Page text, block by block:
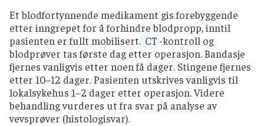
Et blodfortynnende medikament gis forebyggende
etter inngrepet for å forhindre blodpropp, inntil
pasienten er fullt mobilisert. CT -kontroll og
blodprøver tas første dag etter operasjon. Bandasje
fjernes vanligvis etter noen få dager. Stingene fjernes
etter 10–12 dager. Pasienten utskrives vanligvis til
lokalsykehus 1–2 dager etter operasjon. Videre
behandling vurderes ut fra svar på analyse av
vevsprøver (histologisvar).